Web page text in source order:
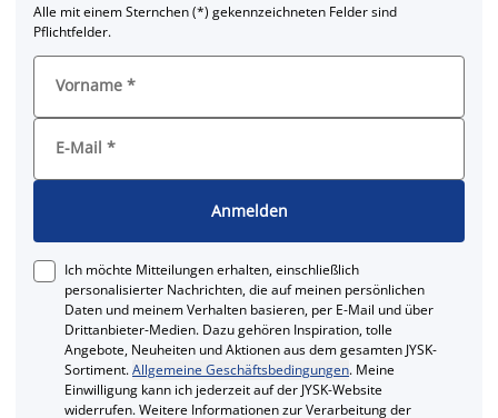
Alle mit einem Sternchen (*) gekennzeichneten Felder sind
Pflichtfelder.
Vorname *
E-Mail *
Anmelden
Ich möchte Mitteilungen erhalten, einschließlich
personalisierter Nachrichten, die auf meinen persönlichen
Daten und meinem Verhalten basieren, per E-Mail und über
Drittanbieter-Medien. Dazu gehören Inspiration, tolle
Angebote, Neuheiten und Aktionen aus dem gesamten JYSK-
Sortiment.Allgemeine Geschäftsbedingungen. Meine
Einwilligung kann ich jederzeit auf der JYSK-Website
widerrufen. Weitere Informationen zur Verarbeitung der